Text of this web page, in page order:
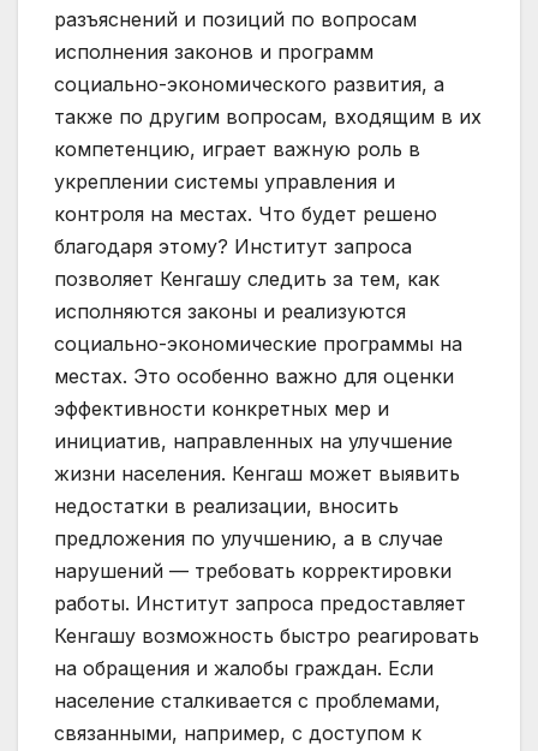
разъяснений и позиций по вопросам
исполнения законов и программ
социально-экономического развития, а
также по другим вопросам, входящим в их
компетенцию, играет важную роль в
укреплении системы управления и
контроля на местах. Что будет решено
благодаря этому? Институт запроса
позволяет Кенгашу следить за тем, как
исполняются законы и реализуются
социально-экономические программы на
местах. Это особенно важно для оценки
эффективности конкретных мер и
инициатив, направленных на улучшение
жизни населения. Кенгаш может выявить
недостатки в реализации, вносить
предложения по улучшению, а в случае
нарушений — требовать корректировки
работы. Институт запроса предоставляет
Кенгашу возможность быстро реагировать
на обращения и жалобы граждан. Если
население сталкивается с проблемами,
связанными, например, с доступом к